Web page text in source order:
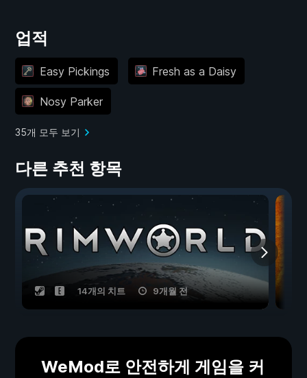
업적
Easy Pickings Fresh as a Daisy
Nosy Parker
35개 모두 보기
다른 추천 항목
14개의 치트 9개월 전
WeMod로 안전하게 게임을 커